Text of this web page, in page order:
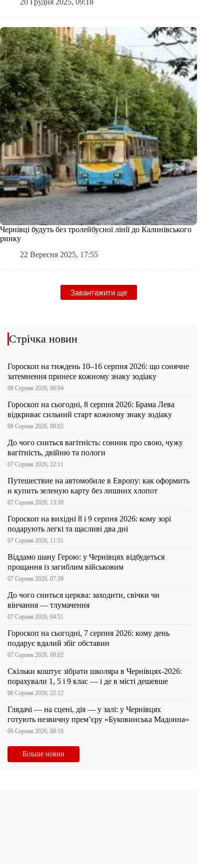
20 Грудня 2025, 09:18
Чернівці будуть без тролейбусної лінії до Калинівського
ринку
22 Вересня 2025, 17:55
Завантажити ще
Стрічка новин
Гороскоп на тиждень 10–16 серпня 2026: що сонячне
затемнення принесе кожному знаку зодіаку
08 Серпня 2026, 06:04
Гороскоп на сьогодні, 8 серпня 2026: Брама Лева
відкриває сильний старт кожному знаку зодіаку
08 Серпня 2026, 00:02
До чого сниться вагітність: сонник про свою, чужу
вагітність, двійню та пологи
07 Серпня 2026, 22:11
Путешествие на автомобиле в Европу: как оформить
и купить зеленую карту без лишних хлопот
07 Серпня 2026, 13:39
Гороскоп на вихідні 8 і 9 серпня 2026: кому зорі
подарують легкі та щасливі два дні
07 Серпня 2026, 11:51
Віддамо шану Герою: у Чернівцях відбудеться
прощання із загиблим військовим
07 Серпня 2026, 07:39
До чого сниться церква: заходити, свічки чи
вінчання — тлумачення
07 Серпня 2026, 04:51
Гороскоп на сьогодні, 7 серпня 2026: кому день
подарує вдалий збіг обставин
07 Серпня 2026, 00:02
Скільки коштує зібрати школяра в Чернівцях-2026:
порахували 1, 5 і 9 клас — і де в місті дешевше
06 Серпня 2026, 22:12
Глядачі — на сцені, дія — у залі: у Чернівцях
готують незвичну прем’єру «Буковинська Мадонна»
06 Серпня 2026, 08:16
Більше новин